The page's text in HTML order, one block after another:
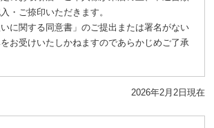
・ご捺印いただきます。
いに関する同意書」のご提出または署名がない
お受けいたしかねますのであらかじめご了承
2026年2月2日現在